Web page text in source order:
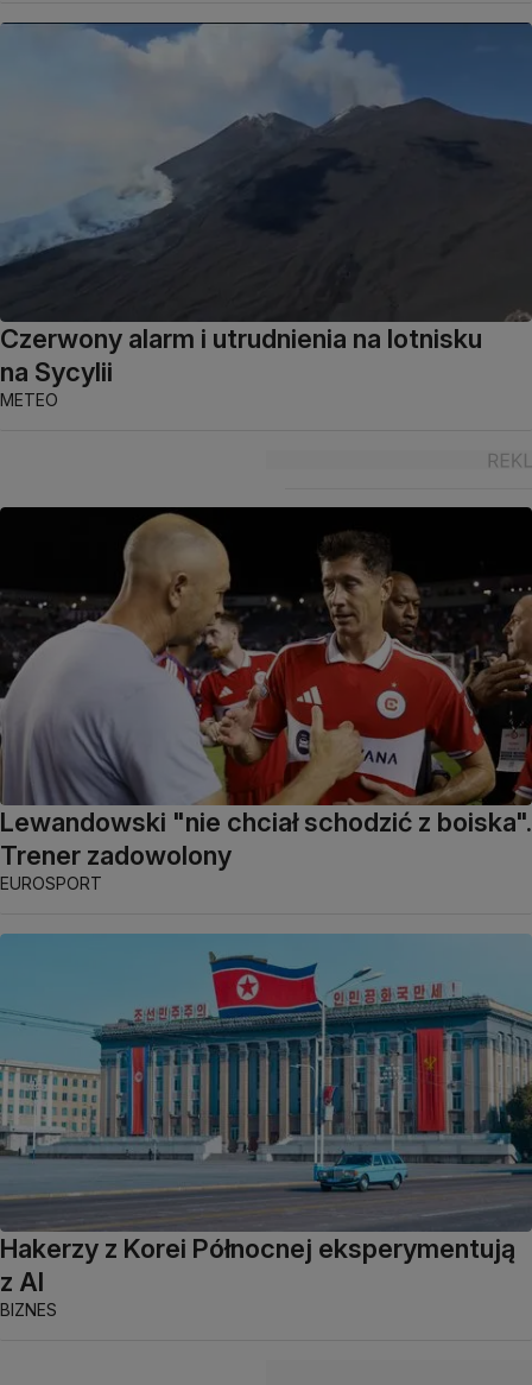
Czerwony alarm i utrudnienia na lotnisku
na Sycylii
METEO
Lewandowski "nie chciał schodzić z boiska".
Trener zadowolony
EUROSPORT
Hakerzy z Korei Północnej eksperymentują
z AI
BIZNES